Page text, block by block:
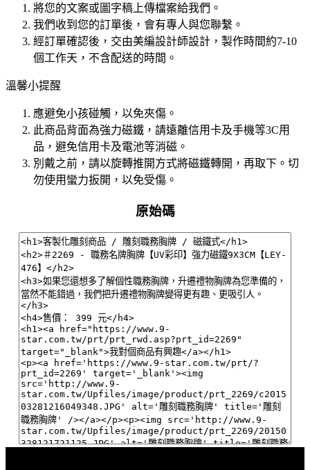
將您的文案或圖字稿上傳檔案給我們。
我們收到您的訂單後，會有專人與您聯繫。
經訂單確認後，交由美編設計師設計，製作時間約7-10
個工作天，不含配送的時間。
溫馨小提醒
應避免小孩碰觸，以免夾傷。
此商品背面為強力磁鐵，請遠離信用卡及手機等3C用
品，避免信用卡及電池等消磁。
別戴之前，請以旋轉推開方式將磁鐵轉開，再取下。切
勿使用蠻力扳開，以免受傷。
原始碼